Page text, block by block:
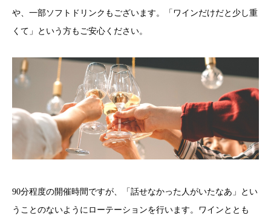
や、一部ソフトドリンクもございます。「ワインだけだと少し重
くて」という方もご安心ください。
90分程度の開催時間ですが、「話せなかった人がいたなあ」とい
うことのないようにローテーションを行います。ワインととも